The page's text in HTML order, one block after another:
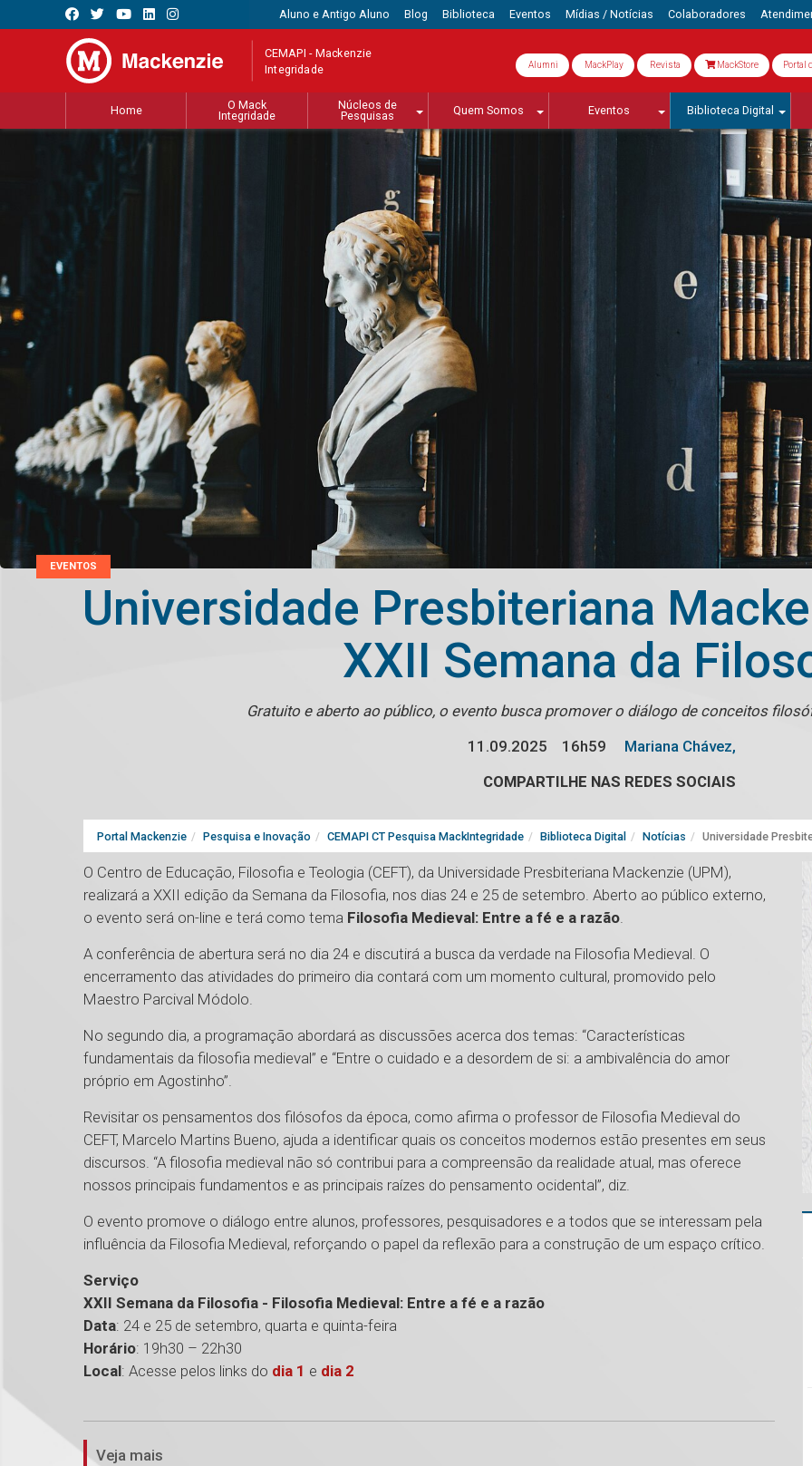
Aluno e Antigo Aluno Blog Biblioteca Eventos Mídias / Notícias Colaboradores
CEMAPI - Mackenzie
Integridade Alumni MackPlay Revista MackStore Portal
Home
O Mack
Integridade
Núcleos de
Pesquisas
Quem Somos Eventos Biblioteca Digital
EVENTOS
Universidade Presbiteriana
XXII Semana da
Gratuito e aberto ao público, o evento busca promover o diálogo de conceitos
11.09.2025
16h59
Mariana Chávez,
COMPARTILHE NAS REDES SOCIAIS
Portal Mackenzie Pesquisa e Inovação CEMAPI CT Pesquisa MackIntegridade Biblioteca Digital Notícias Universidade
O Centro de Educação, Filosofia e Teologia (CEFT), da Universidade Presbiteriana Mackenzie (UPM),
realizará a XXII edição da Semana da Filosofia, nos dias 24 e 25 de setembro. Aberto ao público externo,
o evento será on-line e terá como tema Filosofia Medieval: Entre a fé e a razão.
A conferência de abertura será no dia 24 e discutirá a busca da verdade na Filosofia Medieval. O
encerramento das atividades do primeiro dia contará com um momento cultural, promovido pelo
Maestro Parcival Módolo.
No segundo dia, a programação abordará as discussões acerca dos temas: “Características
fundamentais da filosofia medieval” e “Entre o cuidado e a desordem de si: a ambivalência do amor
próprio em Agostinho”.
Revisitar os pensamentos dos filósofos da época, como afirma o professor de Filosofia Medieval do
CEFT, Marcelo Martins Bueno, ajuda a identificar quais os conceitos modernos estão presentes em seus
discursos. “A filosofia medieval não só contribui para a compreensão da realidade atual, mas oferece
nossos principais fundamentos e as principais raízes do pensamento ocidental”, diz.
O evento promove o diálogo entre alunos, professores, pesquisadores e a todos que se interessam pela
influência da Filosofia Medieval, reforçando o papel da reflexão para a construção de um espaço crítico.
Serviço
XXII Semana da Filosofia - Filosofia Medieval: Entre a fé e a razão
Data: 24 e 25 de setembro, quarta e quinta-feira
Horário: 19h30 – 22h30
Local: Acesse pelos links do dia 1 e dia 2
Veja mais